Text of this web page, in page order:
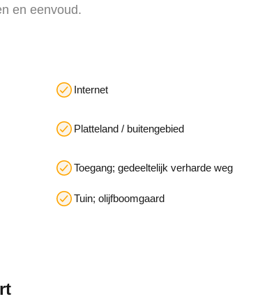
en eenvoud.
Internet
Platteland / buitengebied
Toegang; gedeeltelijk verharde weg
Tuin; olijfboomgaard